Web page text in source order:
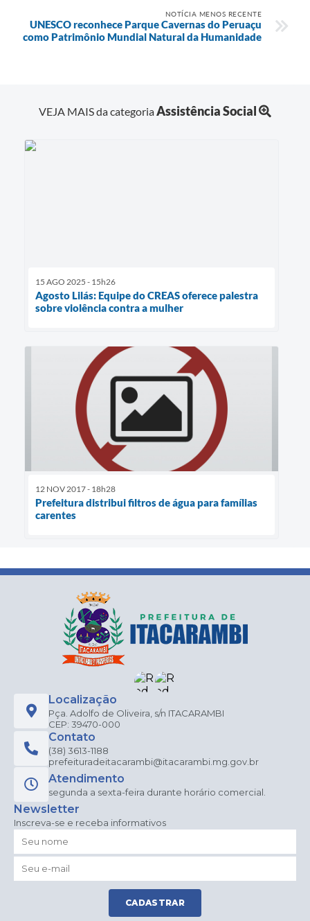
NOTÍCIA MENOS RECENTE
UNESCO reconhece Parque Cavernas do Peruaçu
como Patrimônio Mundial Natural da Humanidade
VEJA MAIS da categoriaAssistência Social
15 AGO 2025 - 15h26
Agosto Lilás: Equipe do CREAS oferece palestra
sobre violência contra a mulher
12 NOV 2017 - 18h28
Prefeitura distribui filtros de água para famílias
carentes
Localização
Pça. Adolfo de Oliveira, s/n ITACARAMBI
CEP: 39470-000
Contato
(38) 3613-1188
prefeituradeitacarambi@itacarambi.mg.gov.br
Atendimento
segunda a sexta-feira durante horário comercial.
Newsletter
Inscreva-se e receba informativos
CADASTRAR